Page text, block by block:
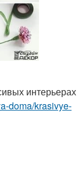
интерьерах
doma/krasivye-